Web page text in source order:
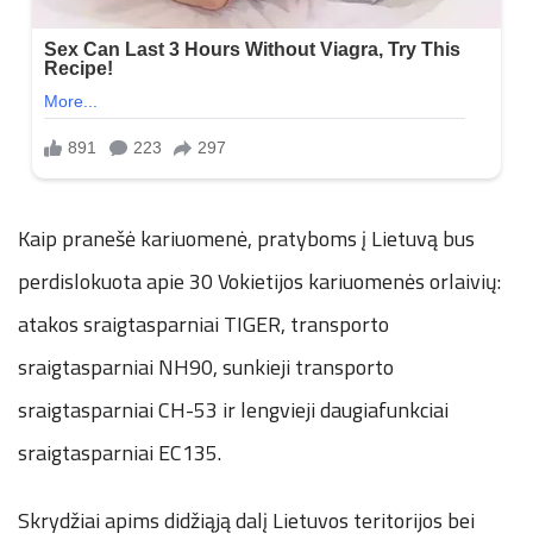
Kaip pranešė kariuomenė, pratyboms į Lietuvą bus
perdislokuota apie 30 Vokietijos kariuomenės orlaivių:
atakos sraigtasparniai TIGER, transporto
sraigtasparniai NH90, sunkieji transporto
sraigtasparniai CH-53 ir lengvieji daugiafunkciai
sraigtasparniai EC135.
Skrydžiai apims didžiąją dalį Lietuvos teritorijos bei